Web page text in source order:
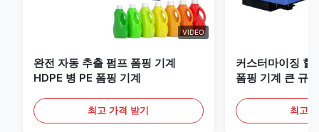
VIDEO
완전 자동 추출 펌프 폼핑 기계
HDPE 병 PE 폼핑 기계
최고 가격 받기
커스터마이징 할
폼핑 기계 큰 규
최고